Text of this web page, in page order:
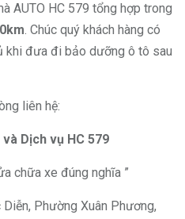
AUTO HC 579 tổng hợp trong
. Chúc quý khách hàng có
khi đưa đi bảo dưỡng ô tô sau
liên hệ:
Dịch vụ HC 579
chữa xe đúng nghĩa ”
Phường Xuân Phương,